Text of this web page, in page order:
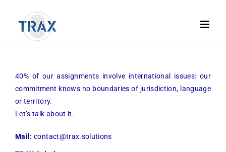
content
40% of our assignments involve international issues: our
commitment knows no boundaries of jurisdiction, language
or territory.
Let’s talk about it.
Mail: contact@trax.solutions